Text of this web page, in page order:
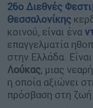
26ο Διεθνές
Θεσσαλονίκης
κοινού, είναι ένα
επαγγελματία
στην Ελλάδα.
Λούκας, μιας
η οποία αξιώνει
πρόσβαση στη ζωή